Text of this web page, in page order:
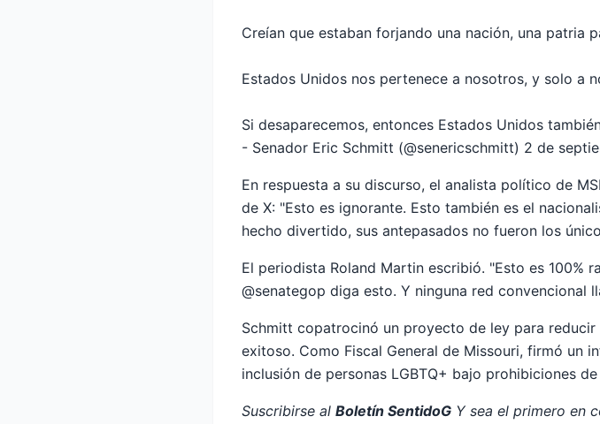
Creían que estaban forjando una nación, una patria
Estados Unidos nos pertenece a nosotros, y solo a
Si desaparecemos, entonces Estados Unidos
- Senador Eric Schmitt (@senericschmitt) 2 de
En respuesta a su discurso, el analista político de
de X: "Esto es ignorante. Esto también es el
hecho divertido, sus antepasados ​​no fueron los
El periodista Roland Martin escribió. "Esto es 100%
@senategop diga esto. Y ninguna red convencional
Schmitt copatrocinó un proyecto de ley para
exitoso. Como Fiscal General de Missouri, firmó un
inclusión de personas LGBTQ+ bajo prohibiciones
Suscribirse al Boletín SentidoG Y sea el primero en